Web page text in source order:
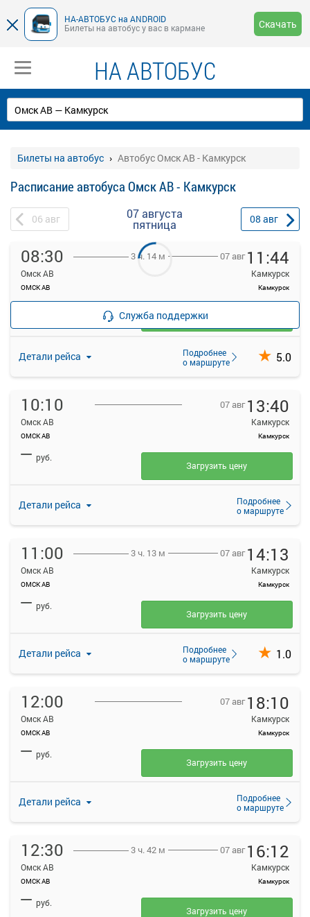
НА-АВТОБУС на ANDROID
Билеты на автобус у вас в кармане
Скачать
НА АВТОБУС
Билеты на автобус Автобус Омск АВ - Камкурск
Расписание автобуса Омск АВ - Камкурск
06 авг 07 августа
пятница 08 авг
08:30
Омск АВ
ОМСК АВ
3 ч. 14 м 07 авг 11:44
Камкурск
Камкурск
Детали рейса
Подробнее
о маршруте
5.0
—
Загрузить цену
10:10
Омск АВ
ОМСК АВ
07 авг 13:40
Камкурск
Камкурск
Детали рейса
Подробнее
о маршруте
— руб.
Загрузить цену
11:00
Омск АВ
ОМСК АВ
3 ч. 13 м 07 авг 14:13
Камкурск
Камкурск
Детали рейса
Подробнее
о маршруте
1.0
— руб.
Загрузить цену
12:00
Омск АВ
ОМСК АВ
07 авг 18:10
Камкурск
Камкурск
Детали рейса
Подробнее
о маршруте
— руб.
Загрузить цену
12:30
Омск АВ
ОМСК АВ
3 ч. 42 м 07 авг 16:12
Камкурск
Камкурск
— руб.
Загрузить цену
Служба поддержки